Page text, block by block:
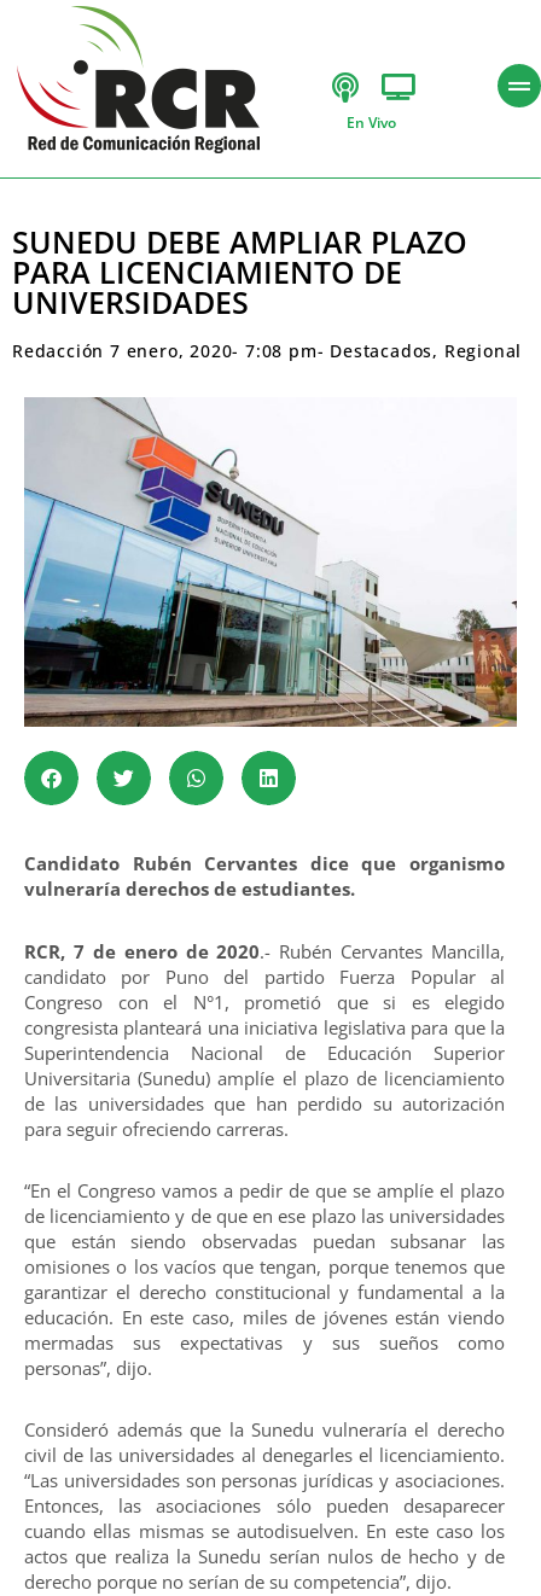
En Vivo
SUNEDU DEBE AMPLIAR PLAZO
PARA LICENCIAMIENTO DE
UNIVERSIDADES
Redacción 7 enero, 2020- 7:08 pm- Destacados, Regional
Candidato Rubén Cervantes dice que organismo
vulneraría derechos de estudiantes.
RCR, 7 de enero de 2020.- Rubén Cervantes Mancilla,
candidato por Puno del partido Fuerza Popular al
Congreso con el N°1, prometió que si es elegido
congresista planteará una iniciativa legislativa para que la
Superintendencia Nacional de Educación Superior
Universitaria (Sunedu) amplíe el plazo de licenciamiento
de las universidades que han perdido su autorización
para seguir ofreciendo carreras.
“En el Congreso vamos a pedir de que se amplíe el plazo
de licenciamiento y de que en ese plazo las universidades
que están siendo observadas puedan subsanar las
omisiones o los vacíos que tengan, porque tenemos que
garantizar el derecho constitucional y fundamental a la
educación. En este caso, miles de jóvenes están viendo
mermadas sus expectativas y sus sueños como
personas”, dijo.
Consideró además que la Sunedu vulneraría el derecho
civil de las universidades al denegarles el licenciamiento.
“Las universidades son personas jurídicas y asociaciones.
Entonces, las asociaciones sólo pueden desaparecer
cuando ellas mismas se autodisuelven. En este caso los
actos que realiza la Sunedu serían nulos de hecho y de
derecho porque no serían de su competencia”, dijo.